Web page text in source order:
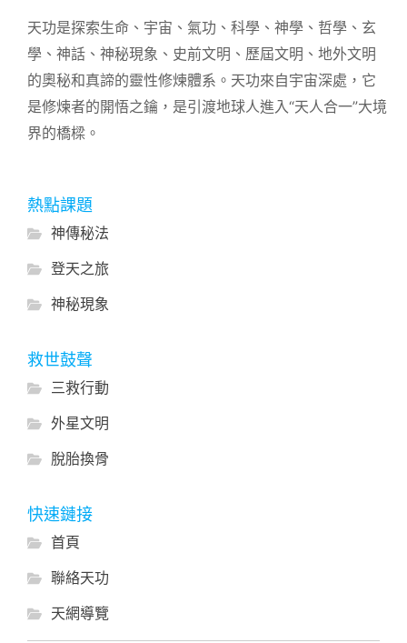
天功是探索生命、宇宙、氣功、科學、神學、哲學、玄
學、神話、神秘現象、史前文明、歷屆文明、地外文明
的奧秘和真諦的靈性修煉體系。天功來自宇宙深處，它
是修煉者的開悟之鑰，是引渡地球人進入“天人合一”大境
界的橋樑。
熱點課題
神傳秘法
登天之旅
神秘現象
救世鼓聲
三救行動
外星文明
脫胎換骨
快速鏈接
首頁
聯絡天功
天網導覽